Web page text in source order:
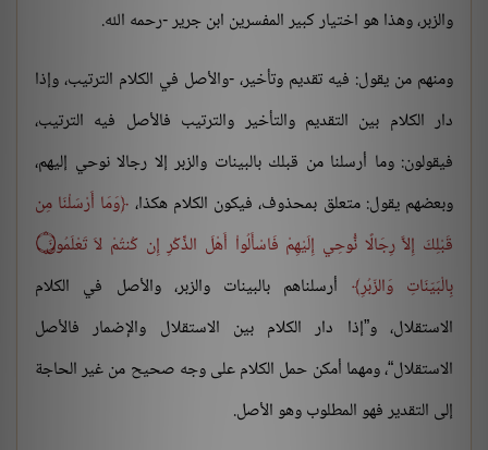
والزبر، وهذا هو اختيار كبير المفسرين ابن جرير -رحمه الله.
ومنهم من يقول: فيه تقديم وتأخير، -والأصل في الكلام الترتيب، وإذا
دار الكلام بين التقديم والتأخير والترتيب فالأصل فيه الترتيب،
فيقولون: وما أرسلنا من قبلك بالبينات والزبر إلا رجالا نوحي إليهم،
وبعضهم يقول: متعلق بمحذوف، فيكون الكلام هكذا، وَمَا أَرْسَلْنَا مِن
قَبْلِكَ إِلاَّ رِجَالًا نُّوحِي إِلَيْهِمْ فَاسْأَلُواْ أَهْلَ الذِّكْرِ إِن كُنتُمْ لاَ تَعْلَمُونَ ۝
بِالْبَيّنَاتِ وَالزّبُرِ
أرسلناهم بالبينات والزبر، والأصل في الكلام
الاستقلال، و”إذا دار الكلام بين الاستقلال والإضمار فالأصل
الاستقلال“، ومهما أمكن حمل الكلام على وجه صحيح من غير الحاجة
إلى التقدير فهو المطلوب وهو الأصل.